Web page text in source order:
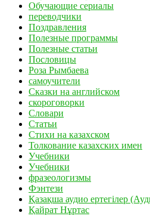
Обучающие сериалы
переводчики
Поздравления
Полезные программы
Полезные статьи
Пословицы
Роза Рымбаева
самоучители
Сказки на английском
скороговорки
Словари
Статьи
Стихи на казахском
Толкование казахских имен
Учебники
Учебники
фразеологизмы
Фэнтези
Қазақша аудио ертегілер
Қайрат Нұртас